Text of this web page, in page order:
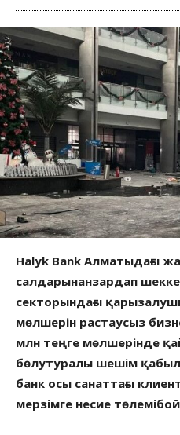
Halyk Bank Алматыдағы
салдарынанзардап
секторындағы
мөлшерін растаусыз
млн теңге мөлшерінде
бөлутуралы шешім
банк осы санаттағы
мерзімге несие